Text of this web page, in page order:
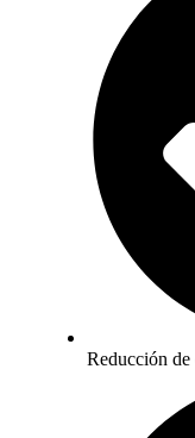
Reducción de